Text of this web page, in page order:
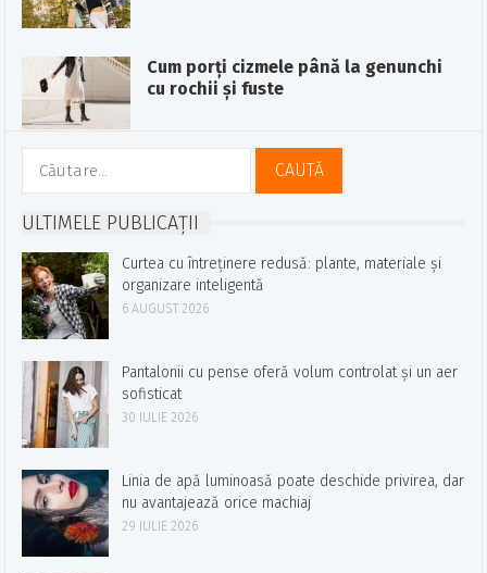
Cum porți cizmele până la genunchi
cu rochii și fuste
Caută
după:
ULTIMELE PUBLICAȚII
Curtea cu întreținere redusă: plante, materiale și
organizare inteligentă
6 AUGUST 2026
Pantalonii cu pense oferă volum controlat și un aer
sofisticat
30 IULIE 2026
Linia de apă luminoasă poate deschide privirea, dar
nu avantajează orice machiaj
29 IULIE 2026